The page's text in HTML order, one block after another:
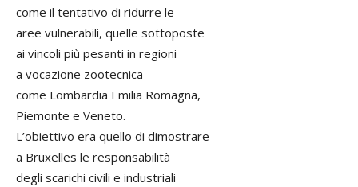
come il tentativo di ridurre le
aree vulnerabili, quelle sottoposte
ai vincoli più pesanti in regioni
a vocazione zootecnica
come Lombardia Emilia Romagna,
Piemonte e Veneto.
L’obiettivo era quello di dimostrare
a Bruxelles le responsabilità
degli scarichi civili e industriali